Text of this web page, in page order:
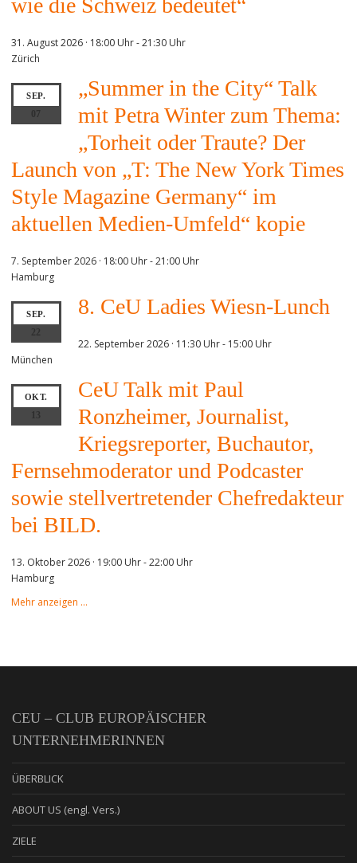
31. August 2026 · 18:00 Uhr-21:30 Uhr
Zürich
SEP.
07
„Summer in the City“ Talk
mit Petra Winter zum Thema:
„Torheit oder Traute? Der
Launch von „T: The New York Times
Style Magazine Germany“ im
aktuellen Medien-Umfeld“ kopie
7. September 2026 · 18:00 Uhr-21:00 Uhr
Hamburg
SEP.
22
8. CeU Ladies Wiesn-Lunch
22. September 2026 · 11:30 Uhr- 15:00 Uhr
München
OKT.
13
CeU Talk mit Paul
Ronzheimer, Journalist,
Kriegsreporter, Buchautor,
Fernsehmoderator und Podcaster
sowie stellvertretender Chefredakteur
bei BILD.
13. Oktober 2026 · 19:00 Uhr-22:00 Uhr
Hamburg
Mehr anzeigen …
CEU – CLUB EUROPÄISCHER
UNTERNEHMERINNEN
ÜBERBLICK
ABOUT US (engl. Vers.)
ZIELE